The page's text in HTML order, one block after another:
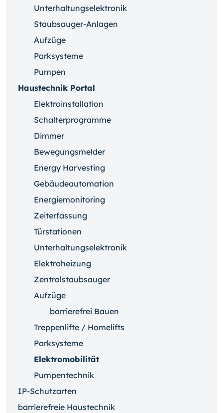
Unterhaltungselektronik
Staubsauger-Anlagen
Aufzüge
Parksysteme
Pumpen
Haustechnik Portal
Elektroinstallation
Schalterprogramme
Dimmer
Bewegungsmelder
Energy Harvesting
Gebäudeautomation
Energiemonitoring
Zeiterfassung
Türstationen
Unterhaltungselektronik
Elektroheizung
Zentralstaubsauger
Aufzüge
barrierefrei Bauen
Treppenlifte / Homelifts
Parksysteme
Elektromobilität
Pumpentechnik
IP-Schutzarten
barrierefreie Haustechnik